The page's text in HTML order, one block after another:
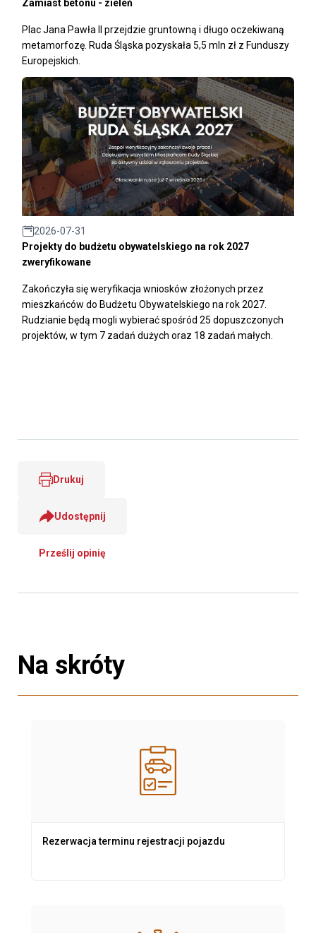
Zamiast betonu - zieleń
Plac Jana Pawła II przejdzie gruntowną i długo oczekiwaną
metamorfozę. Ruda Śląska pozyskała 5,5 mln zł z Funduszy
Europejskich.
2026-07-31
Projekty do budżetu obywatelskiego na rok 2027
zweryfikowane
Zakończyła się weryfikacja wniosków złożonych przez
mieszkańców do Budżetu Obywatelskiego na rok 2027.
Rudzianie będą mogli wybierać spośród 25 dopuszczonych
projektów, w tym 7 zadań dużych oraz 18 zadań małych.
Drukuj
Udostępnij
Prześlij opinię
Na skróty
Rezerwacja terminu rejestracji pojazdu